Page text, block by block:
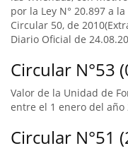
por la Ley N° 20.897 a
Circular 50, de
Diario Oficial de
Circular N°53
Valor de la Unidad de
entre el 1 enero del año
Circular N°51